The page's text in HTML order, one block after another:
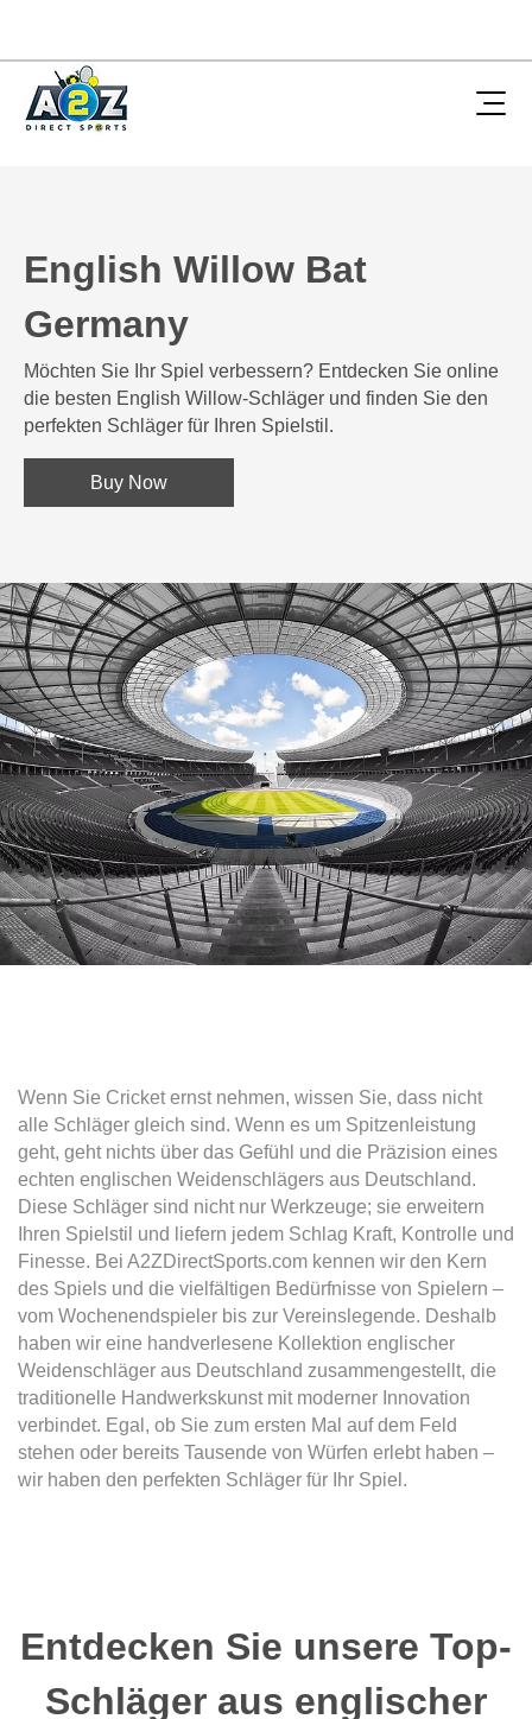
English Willow Bat
Germany
Möchten Sie Ihr Spiel verbessern? Entdecken Sie online
die besten English Willow-Schläger und finden Sie den
perfekten Schläger für Ihren Spielstil.
Buy Now
Wenn Sie Cricket ernst nehmen, wissen Sie, dass nicht
alle Schläger gleich sind. Wenn es um Spitzenleistung
geht, geht nichts über das Gefühl und die Präzision eines
echten englischen Weidenschlägers aus Deutschland.
Diese Schläger sind nicht nur Werkzeuge; sie erweitern
Ihren Spielstil und liefern jedem Schlag Kraft, Kontrolle und
Finesse. Bei A2ZDirectSports.com kennen wir den Kern
des Spiels und die vielfältigen Bedürfnisse von Spielern –
vom Wochenendspieler bis zur Vereinslegende. Deshalb
haben wir eine handverlesene Kollektion englischer
Weidenschläger aus Deutschland zusammengestellt, die
traditionelle Handwerkskunst mit moderner Innovation
verbindet. Egal, ob Sie zum ersten Mal auf dem Feld
stehen oder bereits Tausende von Würfen erlebt haben –
wir haben den perfekten Schläger für Ihr Spiel.
Entdecken Sie unsere Top-
Schläger aus englischer